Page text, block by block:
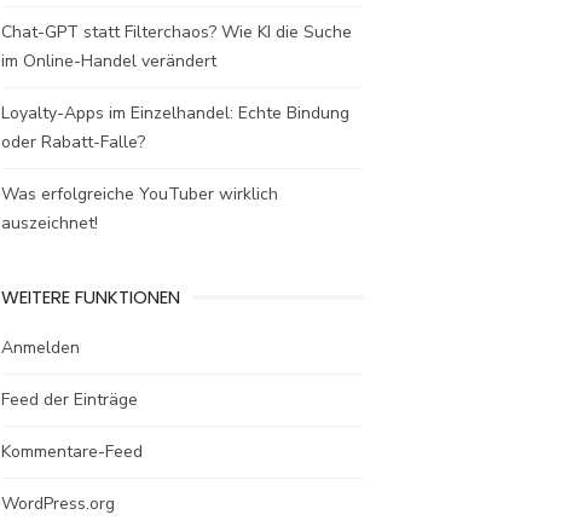
Chat-GPT statt Filterchaos? Wie KI die Suche
im Online-Handel verändert
Loyalty-Apps im Einzelhandel: Echte Bindung
oder Rabatt-Falle?
Was erfolgreiche YouTuber wirklich
auszeichnet!
WEITERE FUNKTIONEN
Anmelden
Feed der Einträge
Kommentare-Feed
WordPress.org